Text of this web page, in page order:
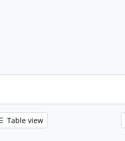
Table view